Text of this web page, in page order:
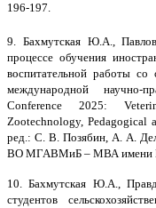
196-197.
9. Бахмутская Ю.А.,
процессе обучения
воспитательной работы
международной научно-
Conference 2025:
Zootechnology, Pedagogical
ред.: С. В. Позябин, А. А.
ВО МГАВМиБ – МВА имени К.
10.Бахмутская Ю.А.,
студентов